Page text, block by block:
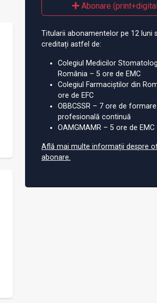
Abonare
Titularii abonamentelor pe 12 luni
creditați astfel de:
Colegiul Medicilor
România – 5 ore de EMC
Colegiul Farmaciștilor din
ore de EFC
OBBCSSR – 7 ore de formare
profesională continuă
OAMGMAMR – 5 ore de EMC
Află mai multe informații despre
abonare.